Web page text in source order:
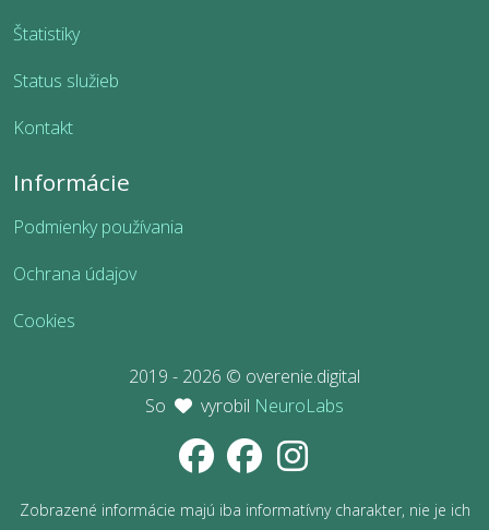
Štatistiky
Status služieb
Kontakt
Informácie
Podmienky používania
Ochrana údajov
Cookies
2019 - 2026 © overenie.digital
So
vyrobil NeuroLabs
Zobrazené informácie majú iba informatívny charakter, nie je ich